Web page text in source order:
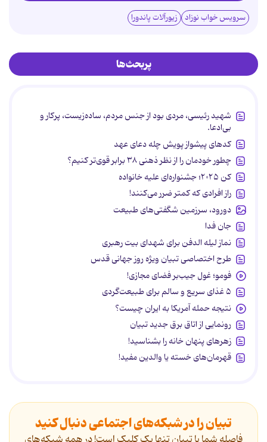
سرویس خواب نوزاد زیورآلات پاندورا
پربحث‌ها
شهید رئیسی، مردی بود از جنس مردم، ساده‌زیست، پرکار و
بی‌ادعا.
کدهای پیشواز پویش چله دعای عهد
چطور خودمان را از نظر ذهنی ۳۸ برابر قوی‌تر کنیم؟
کن ۲۰۲۵؛ جشنواره‌ای علیه خانواده
راز افرادی که کمتر ضرر می‌کنند!
دورود، سرزمین شگفتی‌های طبیعت
جان فدا
نماز لیله الدفن برای شهدای بیت رهبری
طرح اختصاصی تبیان ویژه روز جهانی قدس
فومو؛ غول جیب‌بر فضای مجازی!
۵ غذای سریع و سالم برای طبیعت‌گردی
نتیجه حمله آمریکا به ایران چیست؟
رونمایی از اتاق برق جدید تبیان
زهرهای پنهان خانه را بشناسید!
قهرمان‌های خسته یا والدین مفید!
تبیان را در شبکه‌های اجتماعی دنبال کنید